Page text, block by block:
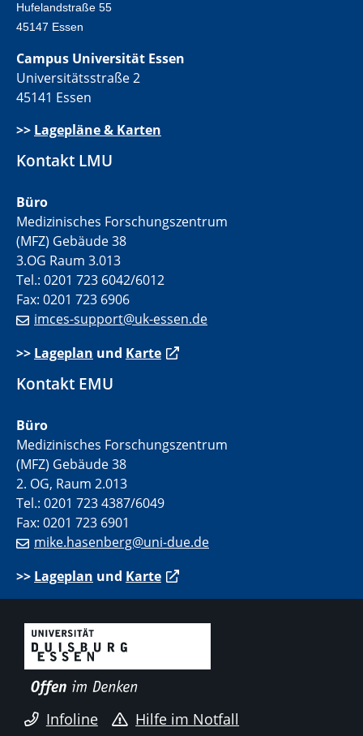
Hufelandstraße 55
45147 Essen
Campus Universität Essen
Universitätsstraße 2
45141 Essen
>> Lagepläne & Karten
Kontakt LMU
Büro
Medizinisches Forschungszentrum
(MFZ) Gebäude 38
3.OG Raum 3.013
Tel.: 0201 723 6042/6012
Fax: 0201 723 6906
imces-support@uk-essen.de
>> Lageplan und Karte
Kontakt EMU
Büro
Medizinisches Forschungszentrum
(MFZ) Gebäude 38
2. OG, Raum 2.013
Tel.: 0201 723 4387/6049
Fax: 0201 723 6901
mike.hasenberg@uni-due.de
>> Lageplan und Karte
Infoline
Hilfe im Notfall